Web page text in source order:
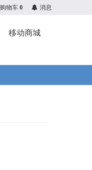
购物车 0 消息
移动商城